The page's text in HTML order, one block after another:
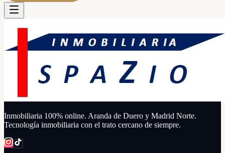
Inmobiliaria 100% online. Aranda de Duero y Madrid Norte.
Tecnología inmobiliaria con el trato cercano de siempre.